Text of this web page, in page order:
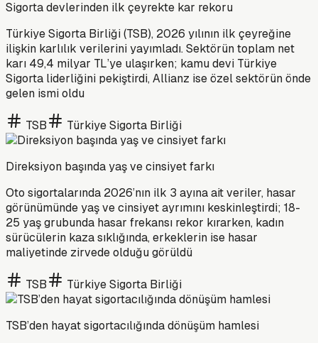
Sigorta devlerinden ilk çeyrekte kar rekoru
Türkiye Sigorta Birliği (TSB), 2026 yılının ilk çeyreğine
ilişkin karlılık verilerini yayımladı. Sektörün toplam net
karı 49,4 milyar TL’ye ulaşırken; kamu devi Türkiye
Sigorta liderliğini pekiştirdi, Allianz ise özel sektörün önde
gelen ismi oldu
TSB Türkiye Sigorta Birliği
Direksiyon başında yaş ve cinsiyet farkı
Oto sigortalarında 2026’nın ilk 3 ayına ait veriler, hasar
görünümünde yaş ve cinsiyet ayrımını keskinleştirdi; 18-
25 yaş grubunda hasar frekansı rekor kırarken, kadın
sürücülerin kaza sıklığında, erkeklerin ise hasar
maliyetinde zirvede olduğu görüldü
TSB Türkiye Sigorta Birliği
TSB’den hayat sigortacılığında dönüşüm hamlesi